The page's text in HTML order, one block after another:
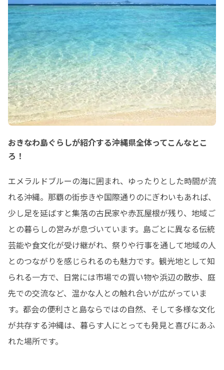
おきなわ島ぐらしが紹介する沖縄県全体ってこんなとこ
ろ！
エメラルドブルーの海に囲まれ、ゆったりとした時間が流
れる沖縄。那覇の街歩きや国際通りのにぎわいもあれば、
少し足を延ばすと集落の古民家や赤瓦屋根が残り、地域ご
との暮らしの営みが息づいています。島ごとに異なる伝統
芸能や食文化が受け継がれ、祭りや行事を通して地域の人
とのつながりを感じられるのも魅力です。観光地として知
られる一方で、日常には市場での買い物や浜辺の散歩、庭
先での交流など、温かな人との触れ合いが広がっていま
す。都会の便利さと島ならではの自然、そして多様な文化
が共存する沖縄は、暮らす人にとっても発見と喜びにあふ
れた場所です。